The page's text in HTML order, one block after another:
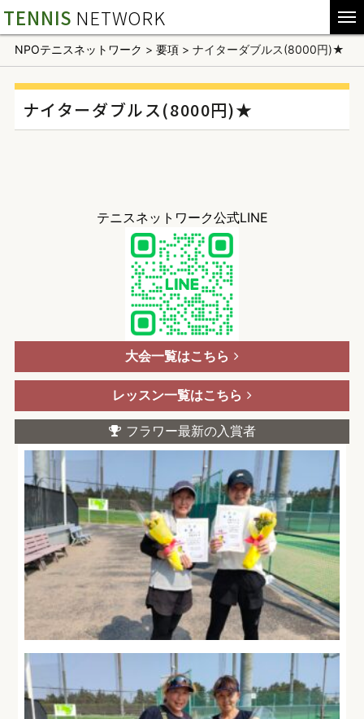
TENNIS NETWORK
NPOテニスネットワーク > 要項> ナイターダブルス(8000円)★
ナイターダブルス(8000円)★
テニスネットワーク公式LINE
大会一覧はこちら
レッスン一覧はこちら
フラワー最新の入賞者